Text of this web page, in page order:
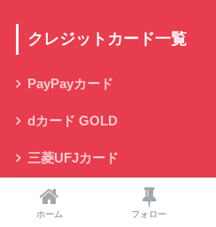
クレジットカード一覧
PayPayカード
dカード GOLD
三菱UFJカード
三井住友カード
ホーム フォロー